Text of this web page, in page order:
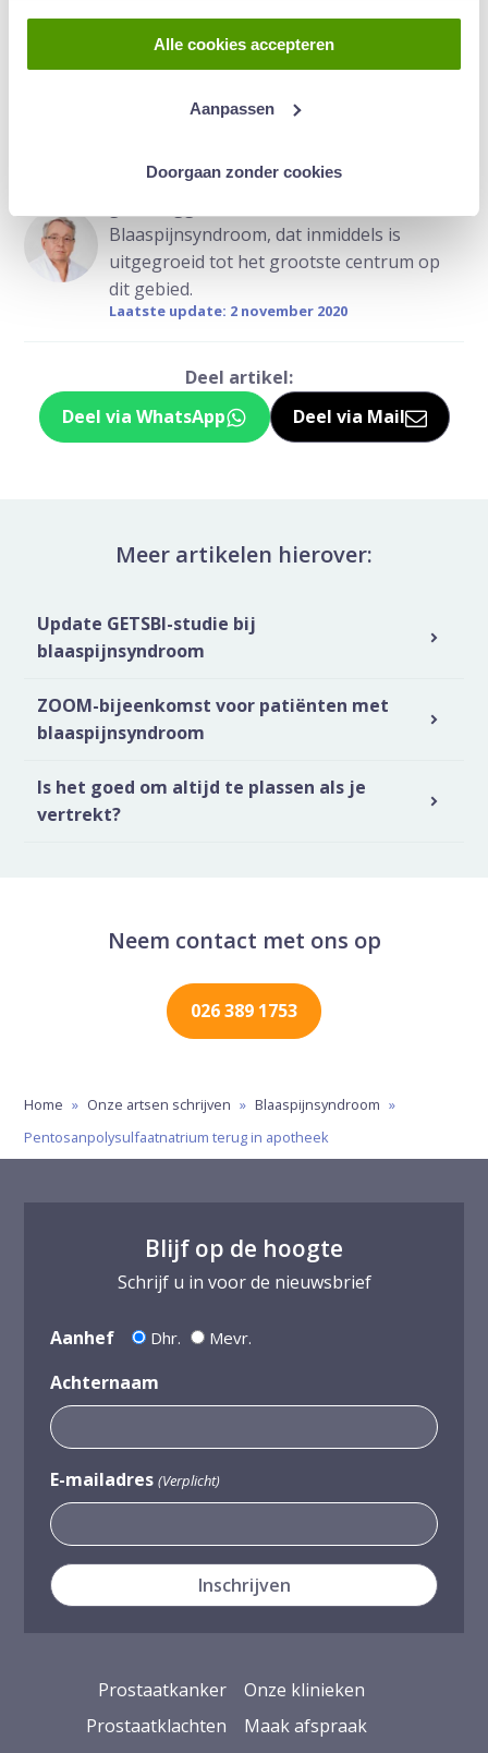
Alle cookies accepteren
Aanpassen
Doorgaan zonder cookies
Publicatie van Zorginsituut Nederland
Auteur:Drs. Erik Arendsenis uroloog en
Blaaspijnsyndroom, dat inmiddels is
uitgegroeid tot het grootste centrum op
dit gebied.
Laatste update: 2 november 2020
Deel artikel:
Deel via WhatsApp
Deel dit via Whatsapp
Deel via Mail
Delen via de
Meer artikelen hierover:
Update GETSBI-studie bij
blaaspijnsyndroom
ZOOM-bijeenkomst voor patiënten met
blaaspijnsyndroom
Is het goed om altijd te plassen als je
vertrekt?
Neem contact met ons op
026 389 1753
Home » Onze artsen schrijven » Blaaspijnsyndroom »
Pentosanpolysulfaatnatrium terug in apotheek
Blijf op de hoogte
Schrijf u in voor de nieuwsbrief
Aanhef Dhr. Mevr.
Achternaam
E-mailadres (Verplicht)
Prostaatkanker
Prostaatklachten
Onze klinieken
Maak afspraak